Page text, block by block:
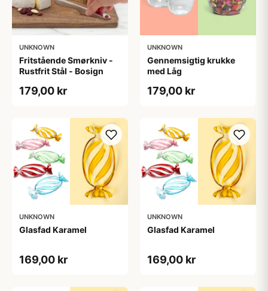
UNKNOWN
Fritstående Smørkniv -
Rustfrit Stål - Bosign
179,00 kr
UNKNOWN
Gennemsigtig krukke
med Låg
179,00 kr
UNKNOWN
Glasfad Karamel
169,00 kr
UNKNOWN
Glasfad Karamel
169,00 kr